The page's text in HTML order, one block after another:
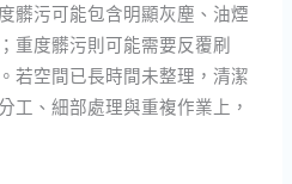
髒污可能包含明顯灰塵、油煙
重度髒污則可能需要反覆刷
若空間已長時間未整理，清潔
工、細部處理與重複作業上，